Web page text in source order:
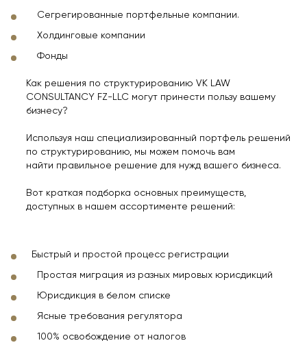
Сегрегированные портфельные компании.
Холдинговые компании
Фонды
Как решения по структурированию VK LAW
CONSULTANCY FZ-LLC могут принести пользу вашему
бизнесу?
Используя наш специализированный портфель решений
по структурированию, мы можем помочь вам
найти правильное решение для нужд вашего бизнеса.
Вот краткая подборка основных преимуществ,
доступных в нашем ассортименте решений:
Быстрый и простой процесс регистрации
Простая миграция из разных мировых юрисдикций
Юрисдикция в белом списке
Ясные требования регулятора
100% освобождение от налогов